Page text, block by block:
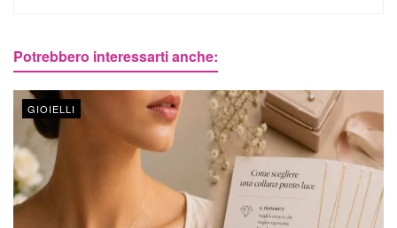
Potrebbero interessarti anche:
GIOIELLI